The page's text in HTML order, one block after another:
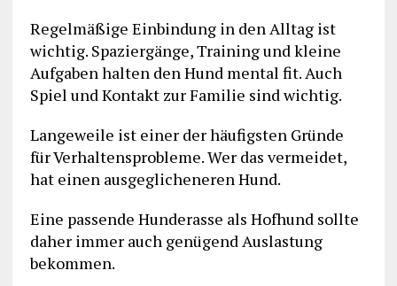
Regelmäßige Einbindung in den Alltag ist
wichtig. Spaziergänge, Training und kleine
Aufgaben halten den Hund mental fit. Auch
Spiel und Kontakt zur Familie sind wichtig.
Langeweile ist einer der häufigsten Gründe
für Verhaltensprobleme. Wer das vermeidet,
hat einen ausgeglicheneren Hund.
Eine passende Hunderasse als Hofhund sollte
daher immer auch genügend Auslastung
bekommen.